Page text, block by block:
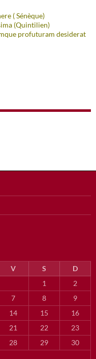
( Sénèque)
(Quintilien)
profuturam desiderat
V S
D
1
2
7 8
9
14 15
16
21 22
23
28 29
30